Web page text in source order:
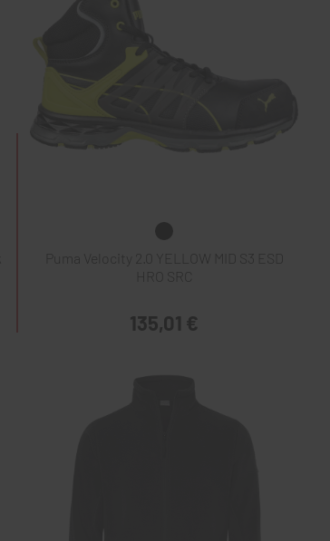
Puma Velocity 2.0 YELLOW MID S3 ESD
135,01 €